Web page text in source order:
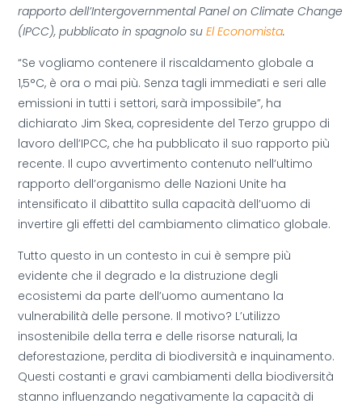
rapporto dell’Intergovernmental Panel on Climate Change
(IPCC), pubblicato in spagnolo suEl Economista.
“Se vogliamo contenere il riscaldamento globale a
1,5°C, è ora o mai più. Senza tagli immediati e seri alle
emissioni in tutti i settori, sarà impossibile”, ha
dichiarato Jim Skea, copresidente del Terzo gruppo di
lavoro dell’IPCC, che ha pubblicato il suo rapporto più
recente. Il cupo avvertimento contenuto nell’ultimo
rapporto dell’organismo delle Nazioni Unite ha
intensificato il dibattito sulla capacità dell’uomo di
invertire gli effetti del cambiamento climatico globale.
Tutto questo in un contesto in cui è sempre più
evidente che il degrado e la distruzione degli
ecosistemi da parte dell’uomo aumentano la
vulnerabilità delle persone. Il motivo? L’utilizzo
insostenibile della terra e delle risorse naturali, la
deforestazione, perdita di biodiversità e inquinamento.
Questi costanti e gravi cambiamenti della biodiversità
stanno influenzando negativamente la capacità di